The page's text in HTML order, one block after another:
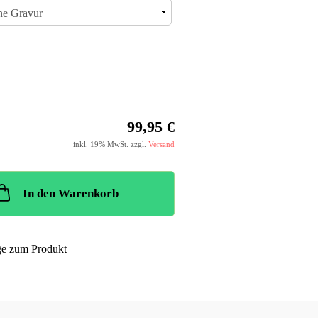
99,95 €
inkl. 19% MwSt. zzgl. Versand
In den Warenkorb
zum Produkt